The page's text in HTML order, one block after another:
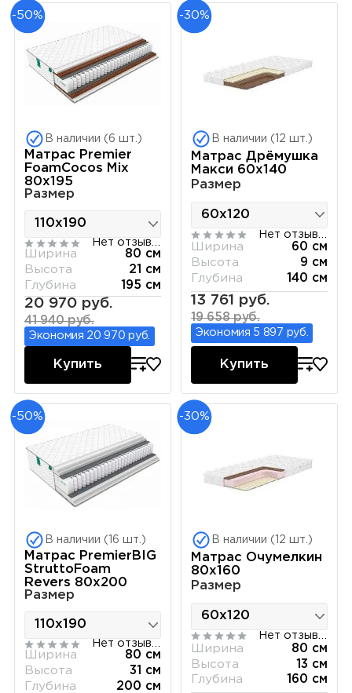
-50%
В наличии (6 шт.)
Матрас Premier
FoamCocos Mix
80х195
Размер
Ширина
80 см
Высота
21 см
Глубина
195 см
20 970 руб.
41 940 руб.
Экономия 20 970 руб.
Купить
-30%
В наличии (12 шт.)
Матрас Дрёмушка
Макси 60х140
Размер
Ширина
60 см
Высота
9 см
Глубина
140 см
13 761 руб.
19 658 руб.
Экономия 5 897 руб.
Купить
-50%
В наличии (16 шт.)
Матрас PremierBIG
StruttoFoam
Revers 80х200
Размер
Нет отзывов
Ширина
80 см
Высота
31 см
Глубина
200 см
-30%
В наличии (12 шт.)
Матрас Очумелкин
80х160
Размер
Ширина
80 см
Высота
13 см
Глубина
160 см